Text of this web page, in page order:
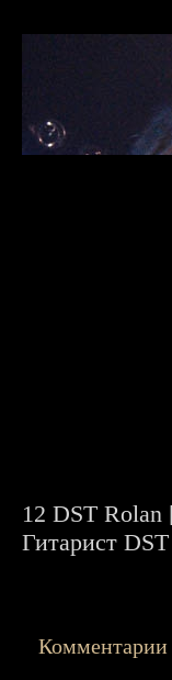
12 DST
Гитарист
Комментарии